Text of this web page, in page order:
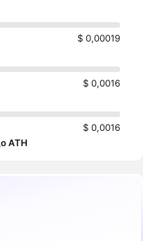
$ 0,00019
$ 0,0016
$ 0,0016
ATH